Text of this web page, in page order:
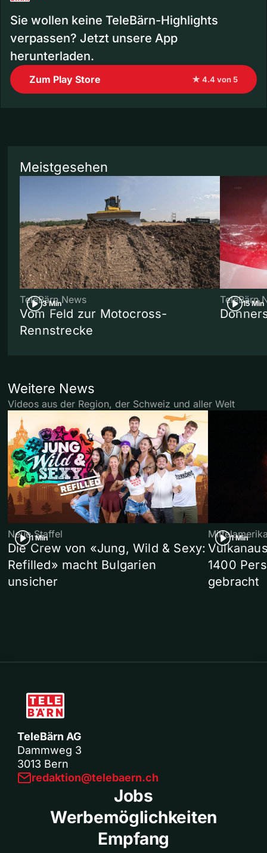
Sie wollen keine TeleBärn-Highlights
verpassen? Jetzt unsere App
herunterladen.
Zum Play Store ★ 4.4 von 5
Meistgesehen
3 Min
TeleBärn News
Vom Feld zur Motocross-
Rennstrecke
15 Min
TeleBärn
Weitere News
Videos aus der Region, der Schweiz und aller Welt
1 Min
Neue Staffel
Die Crew von «Jung, Wild & Sexy:
Refilled» macht Bulgarien
unsicher
1 Min
1400
gebracht
TeleBärn AG
Dammweg 3
3013 Bern
redaktion@telebaern.ch
Jobs
Werbemöglichkeiten
Empfang